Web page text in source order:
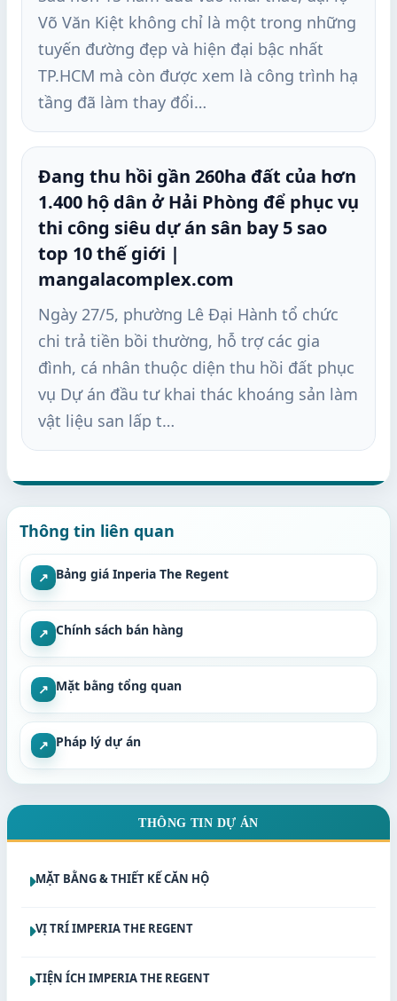
Võ Văn Kiệt không chỉ là một trong những
tuyến đường đẹp và hiện đại bậc nhất
TP.HCM mà còn được xem là công trình hạ
tầng đã làm thay đổi…
Đang thu hồi gần 260ha đất của hơn
1.400 hộ dân ở Hải Phòng để phục vụ
thi công siêu dự án sân bay 5 sao
top 10 thế giới |
mangalacomplex.com
Ngày 27/5, phường Lê Đại Hành tổ chức
chi trả tiền bồi thường, hỗ trợ các gia
đình, cá nhân thuộc diện thu hồi đất phục
vụ Dự án đầu tư khai thác khoáng sản làm
vật liệu san lấp t…
Thông tin liên quan
↗ Bảng giá Inperia The Regent
↗ Chính sách bán hàng
↗ Mặt bằng tổng quan
↗ Pháp lý dự án
THÔNG TIN DỰ ÁN
MẶT BẰNG & THIẾT KẾ CĂN HỘ
VỊ TRÍ IMPERIA THE REGENT
TIỆN ÍCH IMPERIA THE REGENT